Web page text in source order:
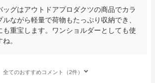
ッグはアウトドアプロダクツの商品でカラ
ながら軽量で荷物もたっぷり収納でき、
も重宝します。ワンショルダーとしても使
。
全てのおすすめコメント（2件）